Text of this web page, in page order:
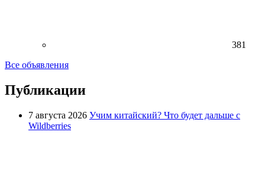
381
Все объявления
Публикации
7 августа 2026 Учим китайский? Что будет дальше с
Wildberries